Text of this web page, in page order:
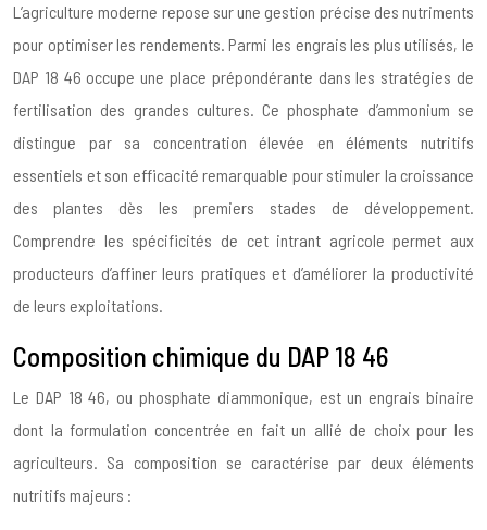
L’agriculture moderne repose sur une gestion précise des nutriments
pour optimiser les rendements. Parmi les engrais les plus utilisés, le
DAP 18 46 occupe une place prépondérante dans les stratégies de
fertilisation des grandes cultures. Ce phosphate d’ammonium se
distingue par sa concentration élevée en éléments nutritifs
essentiels et son efficacité remarquable pour stimuler la croissance
des plantes dès les premiers stades de développement.
Comprendre les spécificités de cet intrant agricole permet aux
producteurs d’affiner leurs pratiques et d’améliorer la productivité
de leurs exploitations.
Composition chimique du DAP 18 46
Le DAP 18 46, ou phosphate diammonique, est un engrais binaire
dont la formulation concentrée en fait un allié de choix pour les
agriculteurs. Sa composition se caractérise par deux éléments
nutritifs majeurs :